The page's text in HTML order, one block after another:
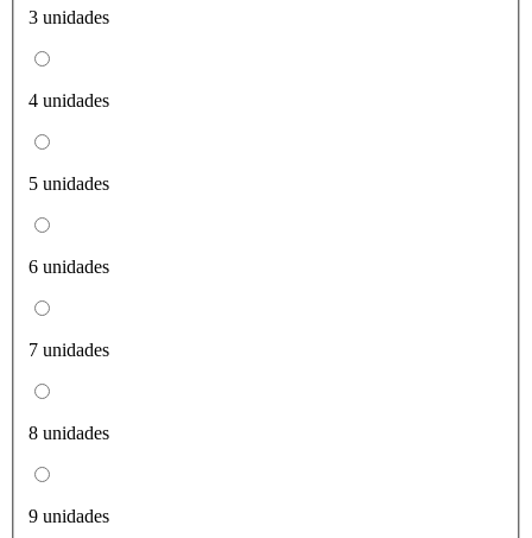
3 unidades
4 unidades
5 unidades
6 unidades
7 unidades
8 unidades
9 unidades